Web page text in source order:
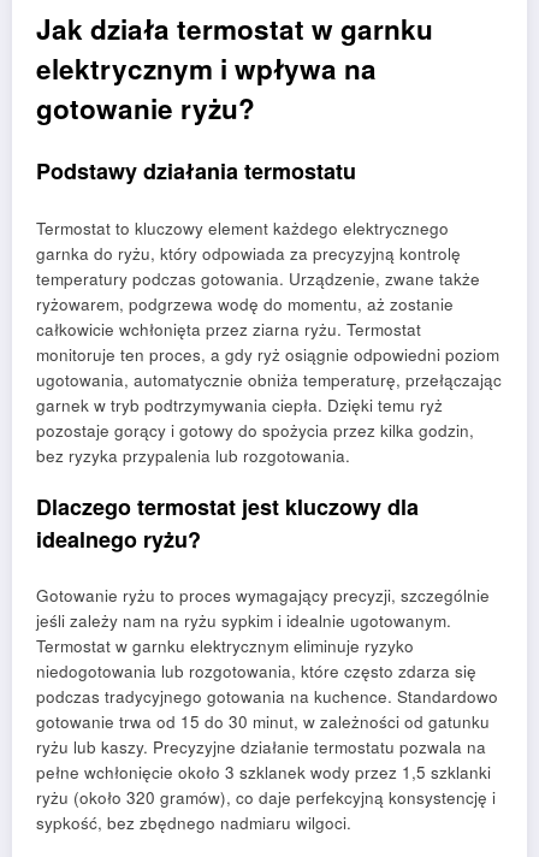
Jak działa termostat w garnku
elektrycznym i wpływa na
gotowanie ryżu?
Podstawy działania termostatu
Termostat to kluczowy element każdego elektrycznego
garnka do ryżu, który odpowiada za precyzyjną kontrolę
temperatury podczas gotowania. Urządzenie, zwane także
ryżowarem, podgrzewa wodę do momentu, aż zostanie
całkowicie wchłonięta przez ziarna ryżu. Termostat
monitoruje ten proces, a gdy ryż osiągnie odpowiedni poziom
ugotowania, automatycznie obniża temperaturę, przełączając
garnek w tryb podtrzymywania ciepła. Dzięki temu ryż
pozostaje gorący i gotowy do spożycia przez kilka godzin,
bez ryzyka przypalenia lub rozgotowania.
Dlaczego termostat jest kluczowy dla
idealnego ryżu?
Gotowanie ryżu to proces wymagający precyzji, szczególnie
jeśli zależy nam na ryżu sypkim i idealnie ugotowanym.
Termostat w garnku elektrycznym eliminuje ryzyko
niedogotowania lub rozgotowania, które często zdarza się
podczas tradycyjnego gotowania na kuchence. Standardowo
gotowanie trwa od 15 do 30 minut, w zależności od gatunku
ryżu lub kaszy. Precyzyjne działanie termostatu pozwala na
pełne wchłonięcie około 3 szklanek wody przez 1,5 szklanki
ryżu (około 320 gramów), co daje perfekcyjną konsystencję i
sypkość, bez zbędnego nadmiaru wilgoci.